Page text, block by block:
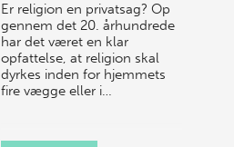
Er religion en privatsag? Op
gennem det 20. århundrede
har det været en klar
opfattelse, at religion skal
dyrkes inden for hjemmets
fire vægge eller i…